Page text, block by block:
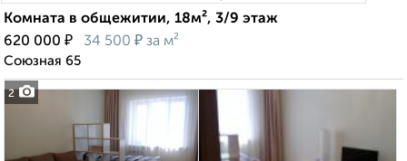
2
Комната в общежитии, 18м², 3/9 этаж
620 000 ₽ 34 500 ₽ за м²
Союзная 65